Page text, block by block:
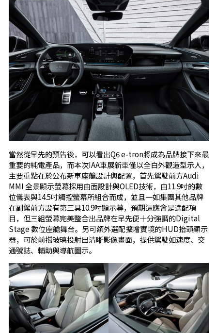
當然從早先的預告後，可以看出Q6 e-tron將成為品牌接下來最
重要的純電產品，而本次IAA車展新車僅以全白外觀造型示人，
主要重點在於公布新車座艙設計與配置，首先駕駛前方Audi
MMI 全景顯示螢幕採用曲面設計與OLED技術，由11.9吋的數
位儀表與14.5吋觸控螢幕所組合而成，並且一如集團其他品牌
在副駕前方設有第三具10.9吋顯示幕，預期這應會是選配項
目，但三組螢幕完美整合出品牌在早先便十分強調的Digital
Stage 數位座艙舞台。另可額外選配擴增實境的HUD抬頭顯示
器，可於前擋玻璃投射出清晰影像畫面，提供駕駛如速度、交
通號誌、輔助與導航圖示。